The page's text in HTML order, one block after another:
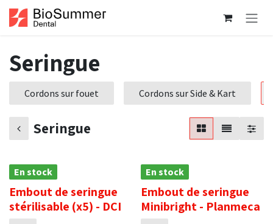
Se rendre au contenu
Seringue
Cordons sur fouet Cordons sur Side & Kart
Seringue
En stock
Embout de seringue
stérilisable (x5) - DCI
En stock
Embout de seringue
Minibright - Planmeca